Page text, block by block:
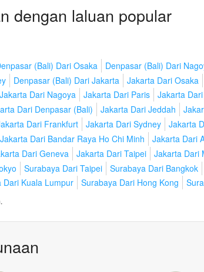
dengan laluan popular
(Bali) Dari Osaka Denpasar (Bali) Dari
Denpasar (Bali) Dari Jakarta Jakarta Dari Osaka
Jakarta Dari Nagoya Jakarta Dari Paris Jakarta
Dari Denpasar (Bali) Jakarta Dari Jeddah
Dari Frankfurt Jakarta Dari Sydney Jakarta
Jakarta Dari Bandar Raya Ho Chi Minh Jakarta Dari
Dari Geneva Jakarta Dari Taipei Jakarta Dari
Surabaya Dari Taipei Surabaya Dari Bangkok
Dari Kuala Lumpur
Surabaya Dari Hong Kong